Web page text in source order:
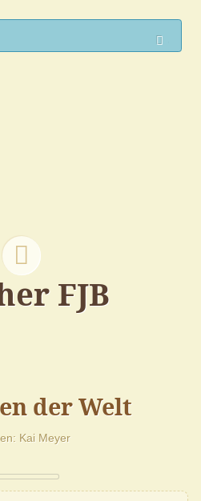
FJB
der Welt
Kai Meyer